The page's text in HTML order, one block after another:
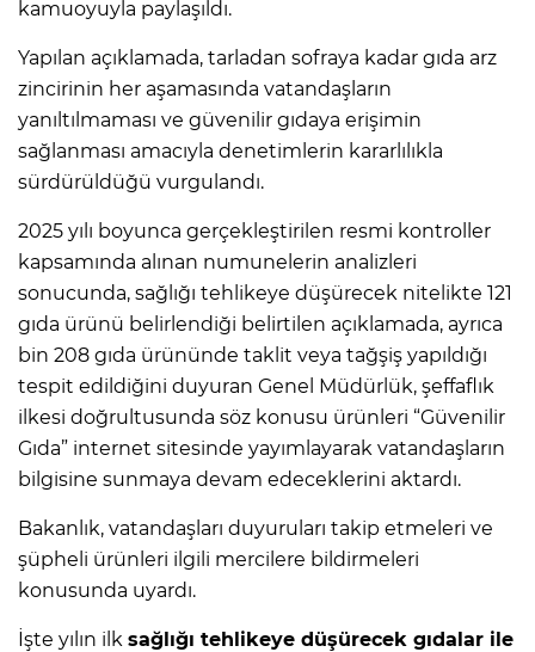
kamuoyuyla paylaşıldı.
Yapılan açıklamada, tarladan sofraya kadar gıda arz
zincirinin her aşamasında vatandaşların
yanıltılmaması ve güvenilir gıdaya erişimin
sağlanması amacıyla denetimlerin kararlılıkla
sürdürüldüğü vurgulandı.
2025 yılı boyunca gerçekleştirilen resmi kontroller
kapsamında alınan numunelerin analizleri
sonucunda, sağlığı tehlikeye düşürecek nitelikte 121
gıda ürünü belirlendiği belirtilen açıklamada, ayrıca
bin 208 gıda ürününde taklit veya tağşiş yapıldığı
tespit edildiğini duyuran Genel Müdürlük, şeffaflık
ilkesi doğrultusunda söz konusu ürünleri “Güvenilir
Gıda” internet sitesinde yayımlayarak vatandaşların
bilgisine sunmaya devam edeceklerini aktardı.
Bakanlık, vatandaşları duyuruları takip etmeleri ve
şüpheli ürünleri ilgili mercilere bildirmeleri
konusunda uyardı.
İşte yılın ilk sağlığı tehlikeye düşürecek gıdalar ile